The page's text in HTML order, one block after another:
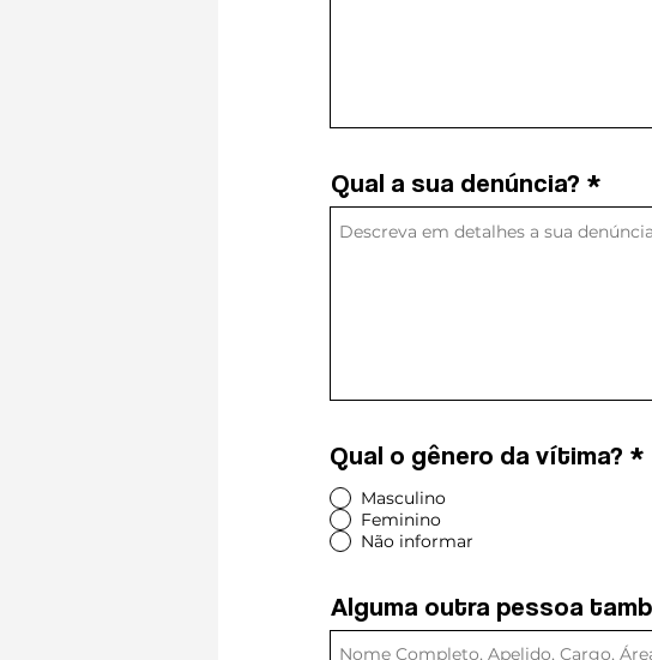
Qual a sua denúncia?
Qual o gênero da vítima?
Masculino
Feminino
Alguma outra pessoa
Qual a sua denúncia?
Qual o gênero da vítima? *
Masculino
Feminino
Não informar
Alguma outra pessoa